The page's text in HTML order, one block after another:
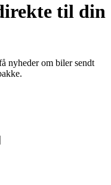
til din
nyheder om biler sendt